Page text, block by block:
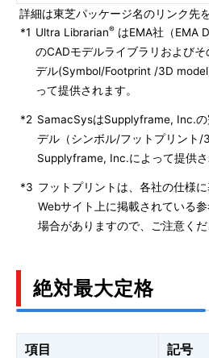
詳細は東芝パッケージ名のリンク先
*1 Ultra Librarian® はEMA社（EMA
のCADモデルライブラリおよび
デル(Symbol/Footprint /3D
って提供されます。
*2 SamacSysはSupplyframe, Inc.
デル（シンボル/フットプリント/
Supplyframe, Inc.によって提供さ
*3 フットプリントは、各社の仕様
Webサイト上に掲載されている
場合がありますので、ご注意くだ
絶対最大定格
項目 記号